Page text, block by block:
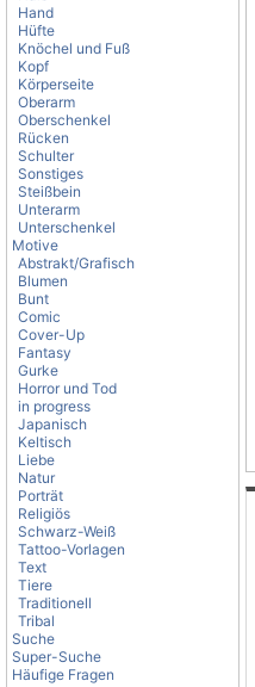
Hand
Hüfte
Knöchel und Fuß
Kopf
Körperseite
Oberarm
Oberschenkel
Rücken
Schulter
Sonstiges
Steißbein
Unterarm
Unterschenkel
Motive
Abstrakt/Grafisch
Blumen
Bunt
Comic
Cover-Up
Fantasy
Gurke
Horror und Tod
in progress
Japanisch
Keltisch
Liebe
Natur
Porträt
Religiös
Schwarz-Weiß
Tattoo-Vorlagen
Text
Tiere
Traditionell
Tribal
Suche
Super-Suche
Häufige Fragen